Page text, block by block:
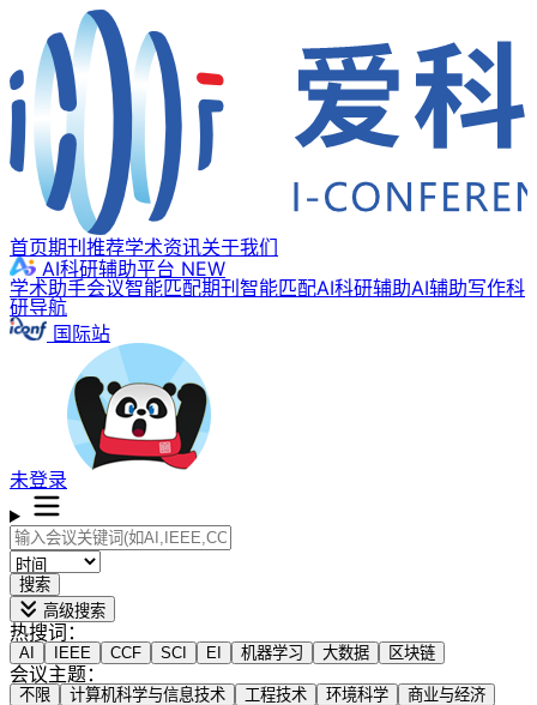
首页期刊推荐学术资讯关于我们
AI科研辅助平台 NEW
学术助手会议智能匹配期刊智能匹配AI科研辅助AI辅助写作科
研导航
国际站
未登录
搜索
高级搜索
热搜词：
AI IEEE CCF SCI EI 机器学习 大数据 区块链
会议主题：
不限 计算机科学与信息技术 工程技术 环境科学
商业与经济